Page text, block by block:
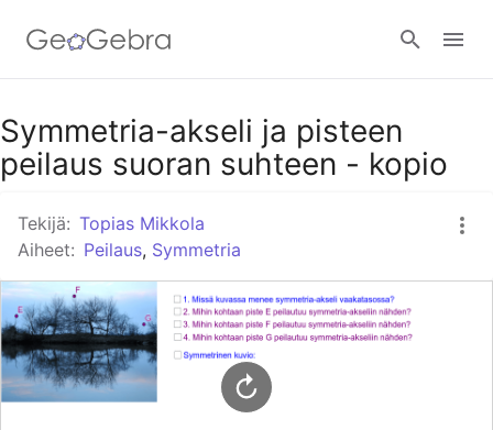
Google Classroom
Kirjaudu
Symmetria-akseli ja pisteen
peilaus suoran suhteen - kopio
Tekijä: Topias Mikkola
Aiheet: Peilaus, Symmetria